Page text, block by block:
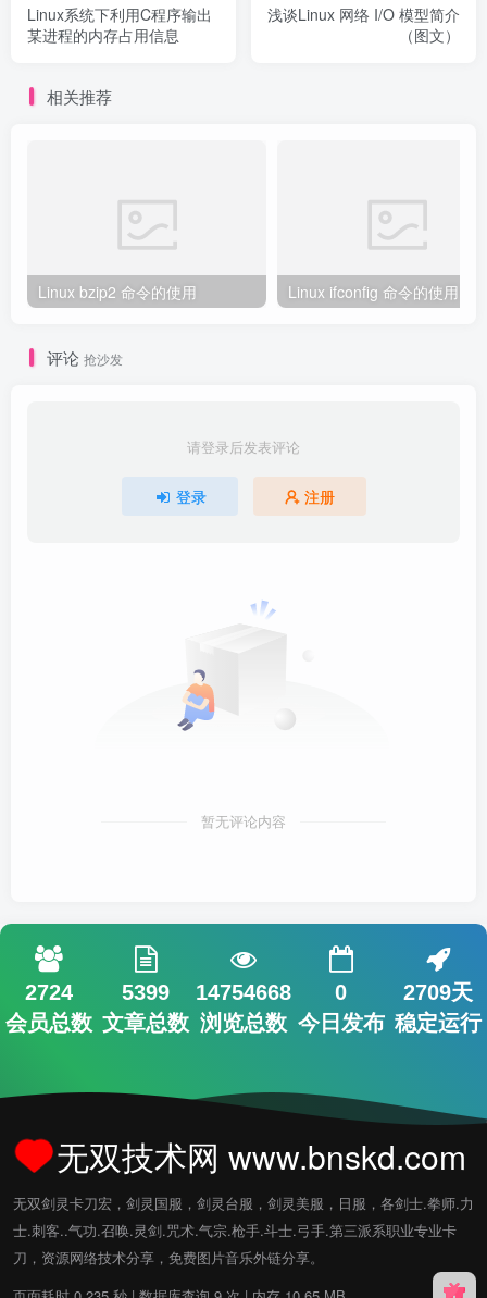
Linux系统下利用C程序输出
某进程的内存占用信息
浅谈Linux 网络 I/O 模型简介
（图文）
相关推荐
Linux bzip2 命令的使用 Linux ifconfig 命令的使用
评论 抢沙发
请登录后发表评论
登录 注册
暂无评论内容
2724
会员总数
5399
文章总数
14754668
浏览总数
0
今日发布
2709天
稳定运行
无双技术网 www.bnskd.com
无双剑灵卡刀宏，剑灵国服，剑灵台服，剑灵美服，日服，各剑士.拳师.力
士.刺客..气功.召唤.灵剑.咒术.气宗.枪手.斗士.弓手.第三派系职业专业卡
刀，资源网络技术分享，免费图片音乐外链分享。